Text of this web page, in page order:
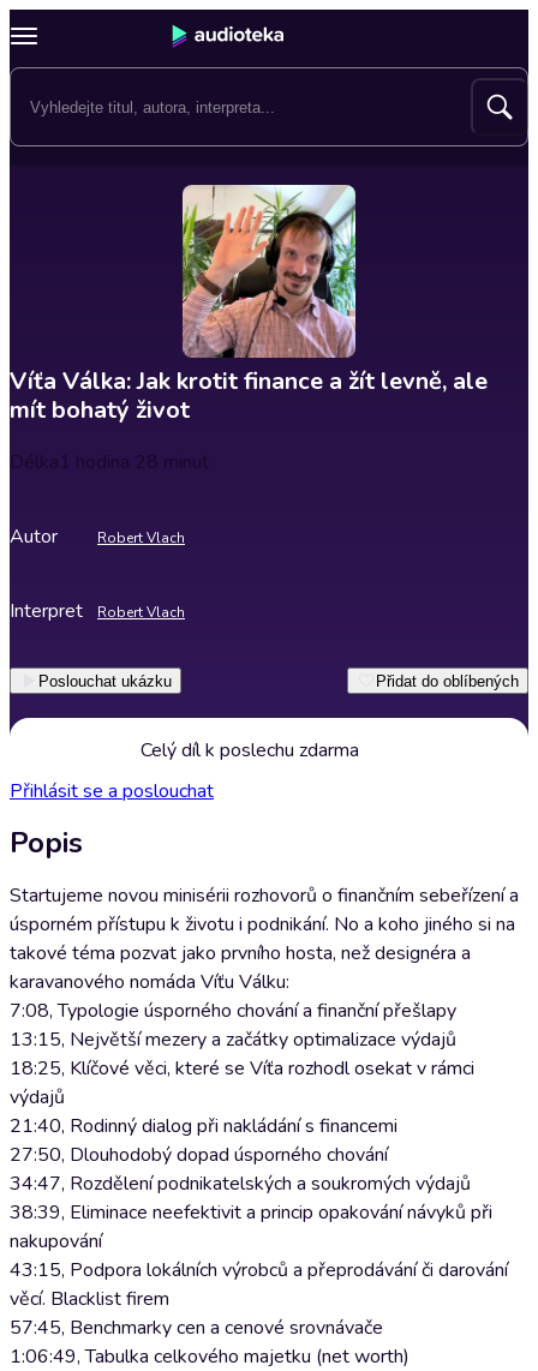
Víťa Válka: Jak krotit finance a žít levně, ale
mít bohatý život
Délka1 hodina 28 minut
Autor Robert Vlach
Interpret Robert Vlach
Poslouchat ukázku Přidat do oblíbených
Celý díl k poslechu zdarma
Přihlásit se a poslouchat
Popis
Startujeme novou minisérii rozhovorů o finančním sebeřízení a
úsporném přístupu k životu i podnikání. No a koho jiného si na
takové téma pozvat jako prvního hosta, než designéra a
karavanového nomáda Víťu Válku:
7:08, Typologie úsporného chování a finanční přešlapy
13:15, Největší mezery a začátky optimalizace výdajů
18:25, Klíčové věci, které se Víťa rozhodl osekat v rámci
výdajů
21:40, Rodinný dialog při nakládání s financemi
27:50, Dlouhodobý dopad úsporného chování
34:47, Rozdělení podnikatelských a soukromých výdajů
38:39, Eliminace neefektivit a princip opakování návyků při
nakupování
43:15, Podpora lokálních výrobců a přeprodávání či darování
věcí. Blacklist firem
57:45, Benchmarky cen a cenové srovnávače
1:06:49, Tabulka celkového majetku (net worth)